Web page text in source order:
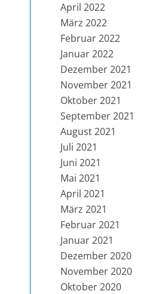
April 2022
März 2022
Februar 2022
Januar 2022
Dezember 2021
November 2021
Oktober 2021
September 2021
August 2021
Juli 2021
Juni 2021
Mai 2021
April 2021
März 2021
Februar 2021
Januar 2021
Dezember 2020
November 2020
Oktober 2020